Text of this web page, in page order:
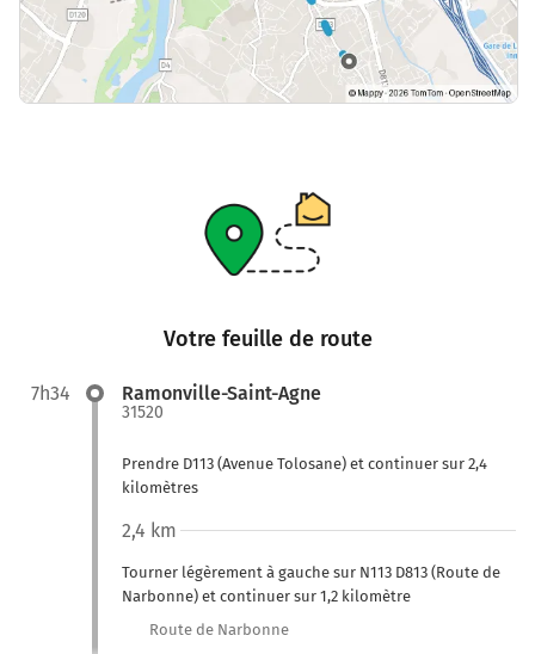
Votre feuille de route
7h34 Ramonville-Saint-Agne
31520
Prendre D113 (Avenue Tolosane) et continuer sur 2,4
kilomètres
Tourner légèrement à gauche sur N113 D813 (Route de
Narbonne) et continuer sur 1,2 kilomètre
Route de Narbonne
2,4 km